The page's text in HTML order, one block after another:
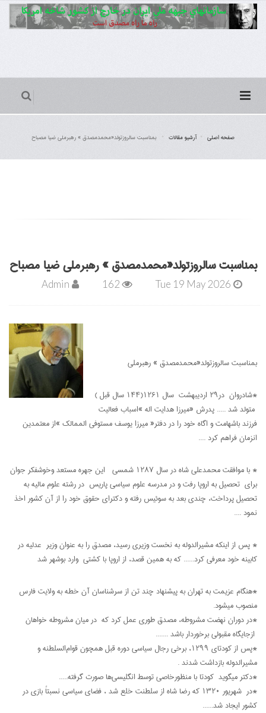
صفحه اصلی آرشیو مقالات بمناسبت سالروزتولد«محمدمصدق » رهبرملی ضیا مصباح
بمناسبت سالروزتولد«محمدمصدق » رهبرملی ضیا مصباح
Tue 19 May 2026
162
Admin
بمناسبت سالروزتولد«محمدمصدق » رهبرملی
*شادروان در29 اردیبهشت سال 1261(144 سال قبل )
متولد شد ..... پدرش «میرزا هدایت اله »اسباب فعالیت
فرزند باشهامت و اگاه خود را در دفتر« میرزا یوسف مستوفی الممالک »از معتمدین
انزمان فراهم کرد ....
* با موافقت محمدعلی شاه در سال 1287 شمسی این جهره مستعد وخوشفکر جوان
برای تحصیل به اروپا رفت و در مدرسه علوم سیاسی پاریس در رشته علوم مالیه به
تحصیل پرداخت، چندی بعد به سوئیس رفته و دکترای حقوق خود را از آن کشور اخذ
نمود ....
* پس از اینکه مشیرالدوله به نخست وزیری رسید، مصدق را به عنوان وزیر عدلیه در
کابینه خود معرفی کرد...... که به همین قصد، از اروپا با کشتی وارد بوشهر شد
*هنگام عزیمت به تهران به پیشنهاد چند تن از سرشناسان آن خطه به ولایت فارس
منصوب میشود.
*در دوران نهضت مشروطه، مصدق طوری عمل کرد که در میان مشروطه خواهان
ازجایگاه مقبولی برخوردار باشد .......
*پس از کودتای 1299، برخی رجال سیاسی دوره قبل همچون قوام‌السلطنه و
مشیرالدوله بازداشت شدند .
*دکتر میگوید کودتا با منظورخاصی توسط انگلیسی‌ها صورت گرفته.....
*در شهریور 1320 که رضا شاه از سلطنت خلع شد ، فضای سیاسی نسبتاً بازی در
کشور ایجاد شد......